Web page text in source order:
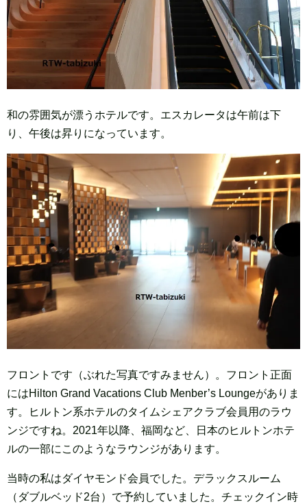
和の雰囲気が漂うホテルです。エスカレータは午前は下
り、午後は昇りになっています。
フロントです（ぶれた写真ですみません）。フロント正面
にはHilton Grand Vacations Club Menber’s Loungeがありま
す。ヒルトン系ホテルのタイムシェアクラブ会員用のラウ
ンジですね。2021年以降、福岡など、日本のヒルトンホテ
ルの一部にこのようなラウンジがあります。
当時の私はダイヤモンド会員でした。デラックスルーム
（ダブルベッド2台）で予約していました。チェックイン時